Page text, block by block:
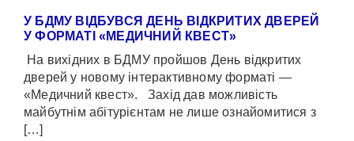
У БДМУ ВІДБУВСЯ ДЕНЬ ВІДКРИТИХ ДВЕРЕЙ
У ФОРМАТІ «МЕДИЧНИЙ КВЕСТ»
На вихідних в БДМУ пройшов День відкритих
дверей у новому інтерактивному форматі —
«Медичний квест». Захід дав можливість
майбутнім абітурієнтам не лише ознайомитися з
[…]